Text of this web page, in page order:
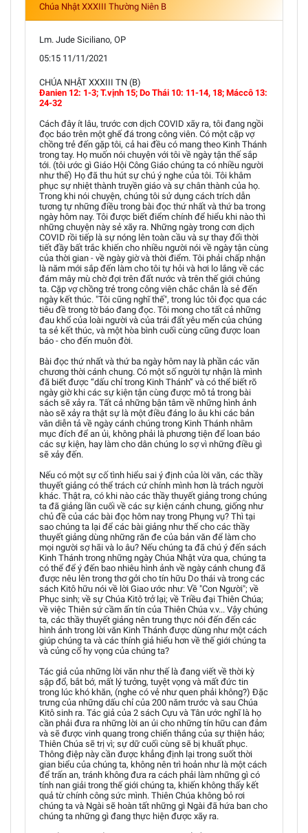
Chúa Nhật XXXIII Thường Niên B
Lm. Jude Siciliano, OP
05:15 11/11/2021
CHÚA NHẬT XXXIII TN (B)
Đanien 12: 1-3; T.vịnh 15; Do Thái 10: 11-14, 18; Máccô 13:
24-32
Cách đây ít lâu, trước cơn dịch COVID xãy ra, tôi đang ngồi
đọc báo trên một ghế đá trong công viên. Có một cặp vợ
chồng trẻ đến gặp tôi, cả hai đều có mang theo Kinh Thánh
trong tay. Họ muốn nói chuyện với tôi về ngày tận thế sắp
tới. (tôi ước gì Giáo Hội Công Giáo chúng ta có nhiều người
như thế) Họ đã thu hút sự chú ý nghe của tôi. Tôi khâm
phục sự nhiệt thành truyền giáo và sự chân thành của họ.
Trong khi nói chuyện, chúng tôi sử dụng cách trích dẫn
tương tự những điều trong bài đọc thứ nhất và thứ ba trong
ngày hôm nay. Tôi được biết điểm chính để hiểu khi nào thì
những chuyện này sẻ xãy ra. Những ngày trong cơn dịch
COVID rồi tiếp là sự nóng lên toàn cầu và sự thay đổi thời
tiết đầy bất trắc khiến cho nhiều người nói về ngày tận cùng
của thời gian - về ngày giờ và thời điểm. Tôi phải chấp nhận
là năm mới sắp đến làm cho tôi tự hỏi và hơi lo lắng về các
đám mây mù chờ đợi trên đất nước và trên thế giới chúng
ta. Cặp vợ chồng trẻ trong công viên chắc chắn là sẻ đến
ngày kết thúc. "Tôi cũng nghĩ thế", trong lúc tôi đọc qua các
tiêu đề trong tờ báo đang đọc. Tôi mong cho tất cả những
đau khổ của loài người và của trái đất yêu mến của chúng
ta sẻ kết thúc, và một hòa bình cuối cùng cũng được loan
báo - cho đến muôn đời.
Bài đọc thứ nhất và thứ ba ngày hôm nay là phần các văn
chương thời cánh chung. Có một số người tự nhận là mình
đã biết được “dấu chỉ trong Kinh Thánh” và có thể biết rõ
ngày giờ khi các sự kiện tận cùng được mô tả trong bài
sách sẽ xảy ra. Tất cả những bận tâm về những hình ảnh
nào sẽ xảy ra thật sự là một điều đáng lo âu khi các bản
văn diễn tả về ngày cánh chúng trong Kinh Thánh nhằm
mục đích để an ủi, không phải là phương tiện để loan báo
các sự kiện, hay làm cho dân chúng lo sợ vì những điều gì
sẽ xảy đến.
Nếu có một sự cố tình hiểu sai ý định của lời văn, các thầy
thuyết giảng có thể trách cứ chính mình hơn là trách người
khác. Thật ra, có khi nào các thầy thuyết giảng trong chúng
ta đã giảng lần cuối về các sự kiện cánh chung, giống như
chủ đề của các bài đọc hôm nay trong Phụng vụ? Thì tại
sao chúng ta lại để các bài giảng như thế cho các thầy
thuyết giảng dùng những răn đe của bản văn để làm cho
mọi người sợ hãi và lo âu? Nếu chúng ta đã chú ý đến sách
Kinh Thánh trong những ngày Chúa Nhật vừa qua, chúng ta
có thể để ý đến bao nhiêu hình ảnh về ngày cánh chung đã
được nêu lên trong thơ gởi cho tín hữu Do thái và trong các
sách Kitô hữu nói về lời Giao ước như: Về "Con Người"; về
Phục sinh; về sự Chúa Kitô trở lại; về Triều đại Thiên Chúa;
về việc Thiên sứ cầm ấn tín của Thiên Chúa v.v... Vậy chúng
ta, các thầy thuyết giảng nên trung thực nói đến đến các
hình ảnh trong lời văn Kinh Thánh được dùng như một cách
giúp chúng ta và các thính giả hiểu hơn về thế giới chúng ta
và củng cố hy vọng của chúng ta?
Tác giả của những lời văn như thế là đang viết về thời kỳ
sập đổ, bắt bớ, mất lý tưởng, tuyệt vọng và mất đức tin
trong lúc khó khăn, (nghe có vẻ như quen phải không?) Đặc
trưng của những dấu chỉ của 200 năm trước và sau Chúa
Kitô sinh ra. Tác giả của 2 sách Cựu và Tân ước nghĩ là họ
cần phải đưa ra những lời an ủi cho những tín hữu can đảm
và sẽ được vinh quang trong chiến thắng của sự thiện hảo;
Thiên Chúa sẽ trị vì; sự dữ cuối cùng sẽ bị khuất phục.
Thông điệp này cần được khẳng định lại trong suốt thời
gian biểu của chúng ta, không nên trì hoản như là một cách
để trấn an, tránh không đưa ra cách phải làm những gì có
tính nan giải trong thế giới chúng ta, khiến không thấy kết
quả từ chính công sức mình. Thiên Chúa không bỏ rơi
chúng ta và Ngài sẽ hoàn tất những gì Ngài đã hứa ban cho
chúng ta những gì đang thực hiện được xãy ra.